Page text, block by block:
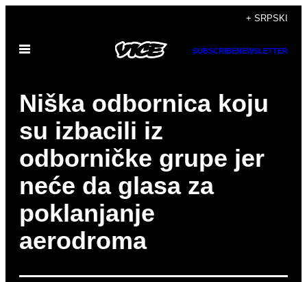
садржај
+ SRPSKI
Otvori
SUBSCRIBENEWSLETTER
Niška odbornica koju
su izbacili iz
odborničke grupe jer
neće da glasa za
poklanjanje
aerodroma